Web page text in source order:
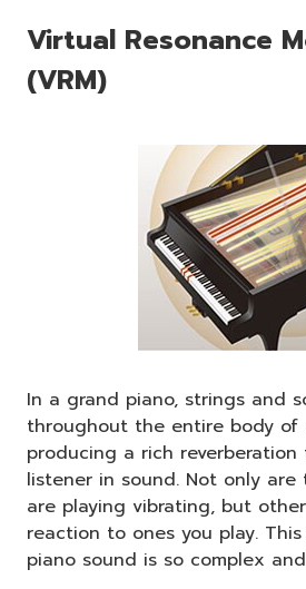
Virtual Resonance
(VRM)
In a grand piano, strings and
throughout the entire body of
producing a rich
listener in sound. Not only are
are playing vibrating, but
reaction to ones you play.
piano sound is so complex